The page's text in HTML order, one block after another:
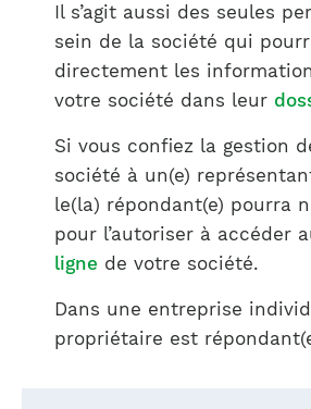
Il s’agit aussi des seules
sein de la société qui
directement les
votre société dans leur
Si vous confiez la gestion
société à un(e)
le(la) répondant(e) pourra
pour l’autoriser à accéder
ligne de votre société.
Dans une entreprise
propriétaire est